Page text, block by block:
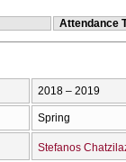
Attendance
2018 – 2019
Spring
Stefanos